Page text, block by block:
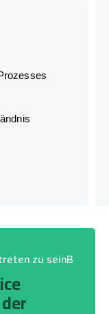
zu seinB